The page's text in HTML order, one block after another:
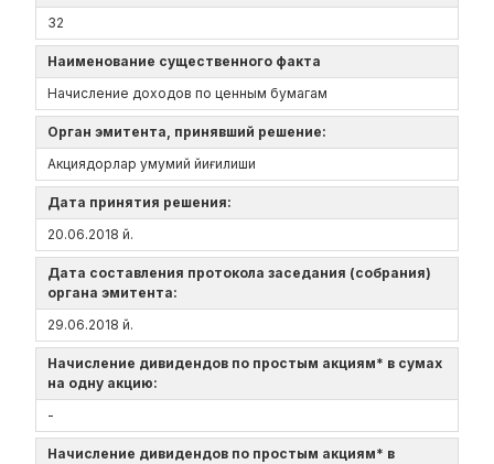
32
Наименование существенного факта
Начисление доходов по ценным бумагам
Орган эмитента, принявший решение:
Акциядорлар умумий йиғилиши
Дата принятия решения:
20.06.2018 й.
Дата составления протокола заседания (собрания)
органа эмитента:
29.06.2018 й.
Начисление дивидендов по простым акциям* в сумах
на одну акцию:
-
Начисление дивидендов по простым акциям* в